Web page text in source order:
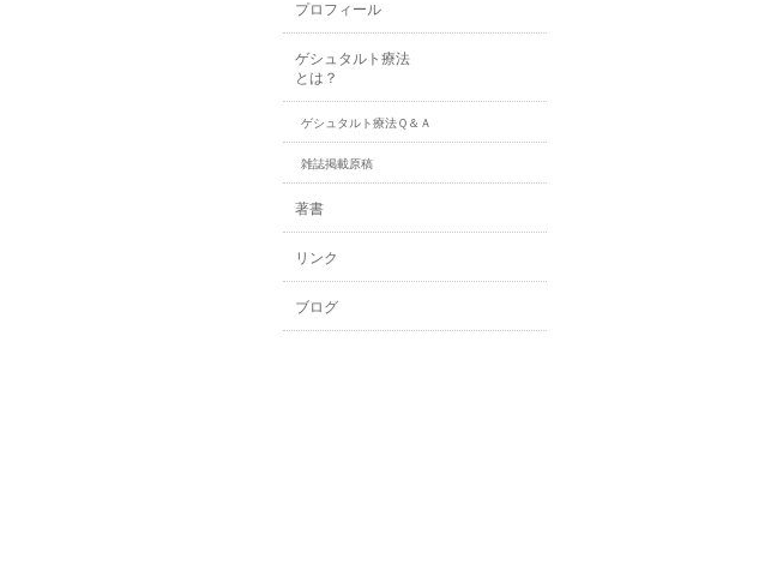
プロフィール
ゲシュタルト療法
とは？
ゲシュタルト療法Ｑ＆Ａ
雑誌掲載原稿
著書
リンク
ブログ